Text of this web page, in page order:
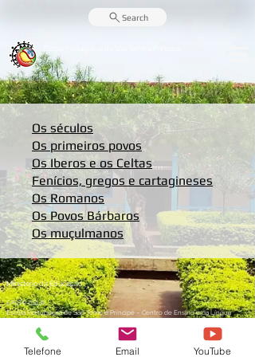
Search
Centro de Ensino e da Língua Portuguesa - CELP
Os séculos
Os primeiros povos
Os Iberos e os Celtas
Fenícios, gregos e cartagineses
Os Romanos
Os Povos Bárbaros
Os muçulmanos
Ministério da Educação
EPSTP-CELP
Escola Portuguesa de São Tomé e Príncipe – Centro de Ensino e da Língua
Sede: C.P. nº 636 - São Tomé
+239 999 58 19
Telefone Email YouTube